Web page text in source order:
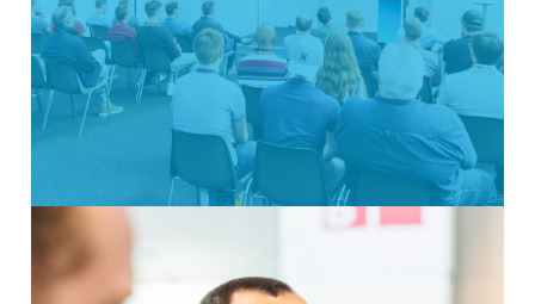
durch Systemintegratoren und Engineering-
Dienstleister mit konkreter
Umsetzungskompetenz.